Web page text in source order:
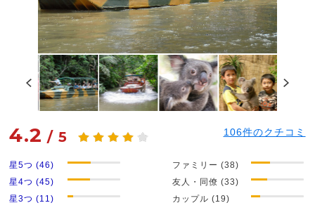
4.2 /5 106件のクチコミ
星5つ (46)
星4つ (45)
星3つ (11)
ファミリー (38)
友人・同僚 (33)
カップル (19)